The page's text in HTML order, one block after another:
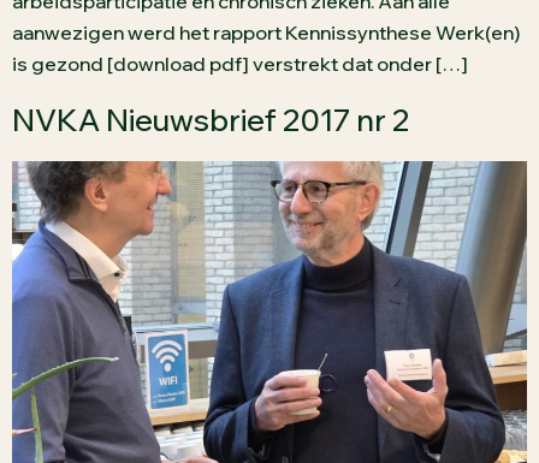
aanwezigen werd het rapport Kennissynthese Werk(en)
is gezond [download pdf] verstrekt dat onder […]
NVKA Nieuwsbrief 2017 nr 2